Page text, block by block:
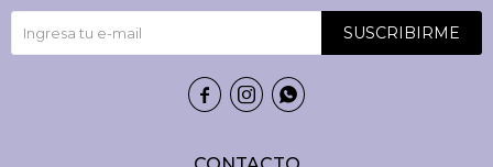
SUSCRIBIRME
  